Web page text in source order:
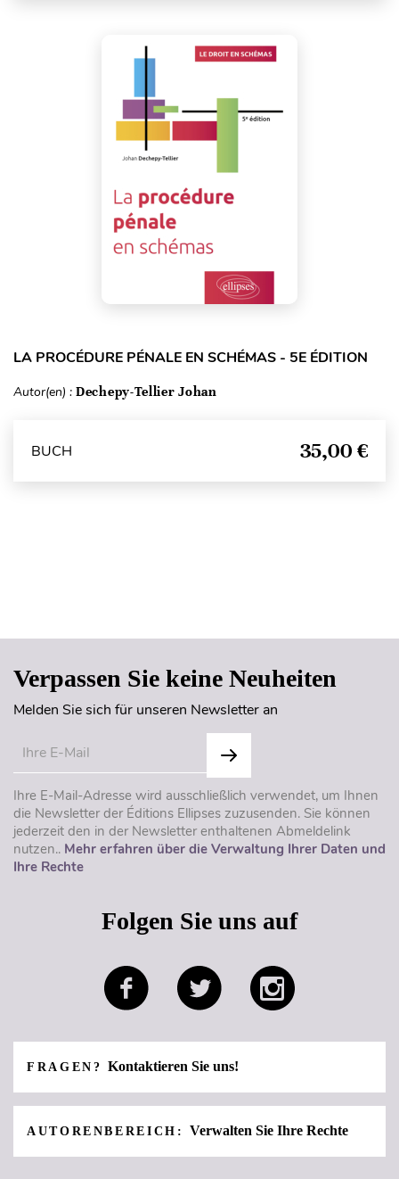
LA PROCÉDURE PÉNALE EN SCHÉMAS - 5E ÉDITION
Autor(en) : Dechepy-Tellier Johan
BUCH 35,00 €
Verpassen Sie keine Neuheiten
Melden Sie sich für unseren Newsletter an
Ihre E-Mail-Adresse wird ausschließlich verwendet, um Ihnen
die Newsletter der Éditions Ellipses zuzusenden. Sie können
jederzeit den in der Newsletter enthaltenen Abmeldelink
nutzen.. Mehr erfahren über die Verwaltung Ihrer Daten und
Ihre Rechte
Folgen Sie uns auf
FRAGEN?Kontaktieren Sie uns!
AUTORENBEREICH: Verwalten Sie Ihre Rechte